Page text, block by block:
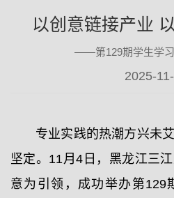
以创意链接产业
——第129期学生学
2025-
专业实践的热潮方兴未
坚定。11月4日，黑龙江三
意为引领，成功举办第129